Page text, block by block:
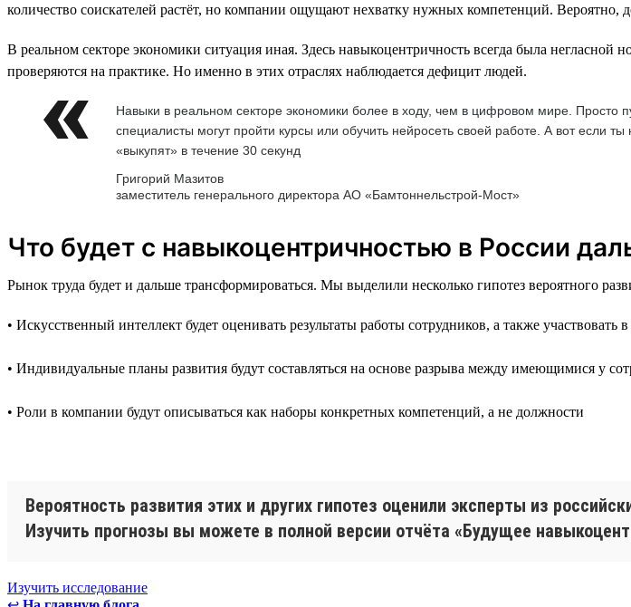
количество соискателей растёт, но компании ощущают нехватку нужных компетенций. Вероятно,
В реальном секторе экономики ситуация иная. Здесь навыкоцентричность всегда была
проверяются на практике. Но именно в этих отраслях наблюдается дефицит людей.
Навыки в реальном секторе экономики более в ходу, чем в цифровом мире. Просто
специалисты могут пройти курсы или обучить нейросеть своей работе. А вот если
«выкупят» в течение 30 секунд
Григорий Мазитов
заместитель генерального директора АО «Бамтоннельстрой-Мост»
Что будет с навыкоцентричностью в России
Рынок труда будет и дальше трансформироваться. Мы выделили несколько гипотез вероятного
• Искусственный интеллект будет оценивать результаты работы сотрудников, а также
• Индивидуальные планы развития будут составляться на основе разрыва между имеющимися у
• Роли в компании будут описываться как наборы конкретных компетенций, а не должности
Вероятность развития этих и других гипотез оценили эксперты из
Изучить прогнозы вы можете в полной версии отчёта «Будущее
Изучить исследование